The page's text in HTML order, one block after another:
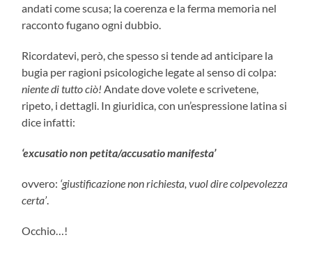
andati come scusa; la coerenza e la ferma memoria nel
racconto fugano ogni dubbio.
Ricordatevi, però, che spesso si tende ad anticipare la
bugia per ragioni psicologiche legate al senso di colpa:
niente di tutto ciò! Andate dove volete e scrivetene,
ripeto, i dettagli. In giuridica, con un’espressione latina si
dice infatti:
‘excusatio non petita/accusatio manifesta’
ovvero: ‘giustificazione non richiesta, vuol dire colpevolezza
certa’.
Occhio…!